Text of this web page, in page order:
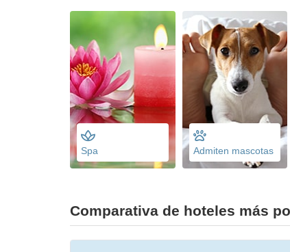
Spa Admiten mascotas
Comparativa de hoteles más